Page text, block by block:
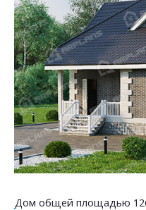
Дом общей площадью